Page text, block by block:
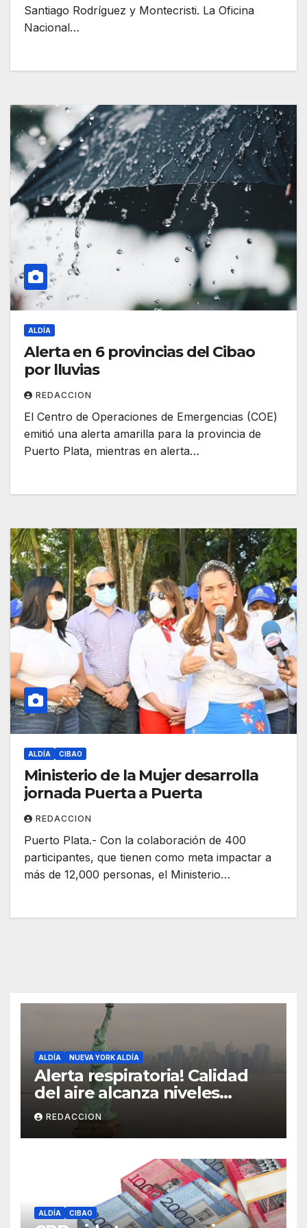
Santiago Rodríguez y Montecristi. La Oficina
Nacional…
ALDÍA
Alerta en 6 provincias del Cibao
por lluvias
REDACCION
El Centro de Operaciones de Emergencias (COE)
emitió una alerta amarilla para la provincia de
Puerto Plata, mientras en alerta…
ALDÍA CIBAO
Ministerio de la Mujer desarrolla
jornada Puerta a Puerta
REDACCION
Puerto Plata.- Con la colaboración de 400
participantes, que tienen como meta impactar a
más de 12,000 personas, el Ministerio…
ALDÍA NUEVA YORK ALDÍA
Alerta respiratoria! Calidad
del aire alcanza niveles
peligrosos en NYC
REDACCION
ALDÍA CIBAO